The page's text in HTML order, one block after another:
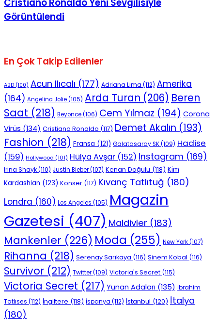
Cristiano Ronaldo Yeni Sevgilisiyle
Görüntülendi
En Çok Takip Edilenler
ABD (100) Acun Ilıcalı (177) Adriana Lima (112) Amerika
(164) Angelina Jolie(105) Arda Turan (206) Beren
Saat (218) Beyonce(106) Cem Yılmaz (194) Corona
Virüs (134) Cristiano Ronaldo (117) Demet Akalın (193)
Fashion (218) Fransa (121) Galatasaray SK(109) Hadise
(159) Hollywood (101) Hülya Avşar (152) Instagram (169)
Irina Shayk(110) Justin Bieber(107) Kenan Doğulu (118) Kim
Kardashian (123) Konser (117) Kıvanç Tatlıtuğ (180)
Londra (160) Los Angeles (105) Magazin
Gazetesi (407) Maldivler (183)
Mankenler (226) Moda (255) New York(107)
Rihanna (218) Serenay Sarıkaya (116) Sinem Kobal (116)
Survivor (212) Twitter(109) Victoria's Secret (115)
Victoria Secret (217) Yunan Adaları (135) İbrahim
Tatlıses (112) İngiltere (118) İspanya (112) İstanbul (120) İtalya
(180)